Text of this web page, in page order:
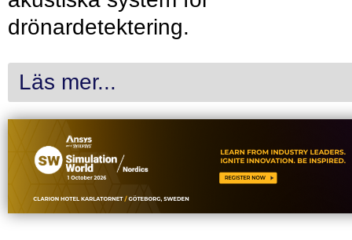
drönardetektering.
Läs mer...